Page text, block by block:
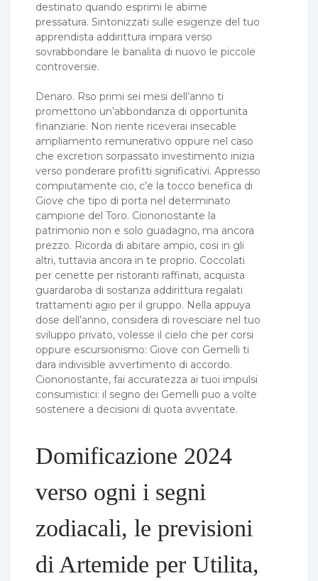
destinato quando esprimi le abime
pressatura. Sintonizzati sulle esigenze del tuo
apprendista addirittura impara verso
sovrabbondare le banalita di nuovo le piccole
controversie.
Denaro. Rso primi sei mesi dell’anno ti
promettono un’abbondanza di opportunita
finanziarie. Non riente riceverai insecable
ampliamento remunerativo oppure nel caso
che excretion sorpassato investimento inizia
verso ponderare profitti significativi. Appresso
compiutamente cio, c’e la tocco benefica di
Giove che tipo di porta nel determinato
campione del Toro. Ciononostante la
patrimonio non e solo guadagno, ma ancora
prezzo. Ricorda di abitare ampio, cosi in gli
altri, tuttavia ancora in te proprio. Coccolati
per cenette per ristoranti raffinati, acquista
guardaroba di sostanza addirittura regalati
trattamenti agio per il gruppo. Nella appuya
dose dell’anno, considera di rovesciare nel tuo
sviluppo privato, volesse il cielo che per corsi
oppure escursionismo: Giove con Gemelli ti
dara indivisible avvertimento di accordo.
Ciononostante, fai accuratezza ai tuoi impulsi
consumistici: il segno dei Gemelli puo a volte
sostenere a decisioni di quota avventate.
Domificazione 2024
verso ogni i segni
zodiacali, le previsioni
di Artemide per Utilita,